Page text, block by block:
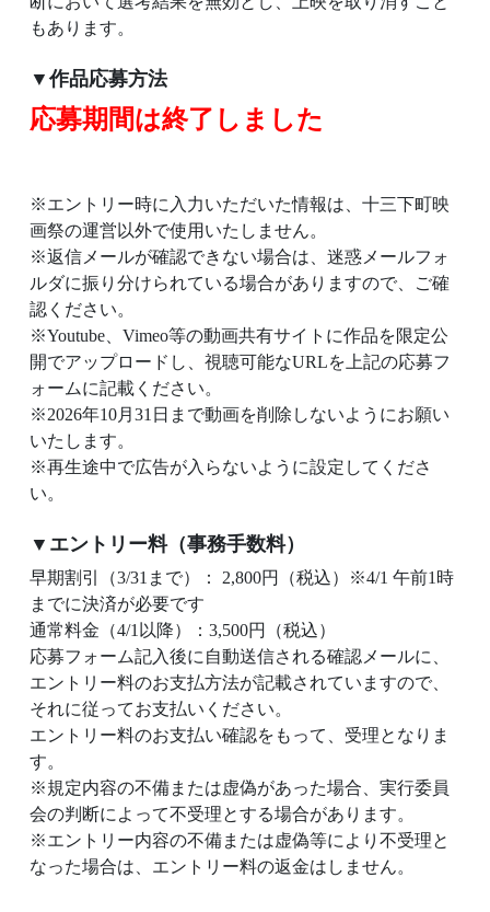
もあります。
▼作品応募方法
応募期間は終了しました
※エントリー時に入力いただいた情報は、十三下町映
画祭の運営以外で使用いたしません。
※返信メールが確認できない場合は、迷惑メールフォ
ルダに振り分けられている場合がありますので、ご確
認ください。
※Youtube、Vimeo等の動画共有サイトに作品を限定公
開でアップロードし、視聴可能なURLを上記の応募フ
ォームに記載ください。
※2026年10月31日まで動画を削除しないようにお願い
いたします。
※再生途中で広告が入らないように設定してくださ
い。
▼エントリー料（事務手数料）
早期割引（3/31まで）： 2,800円（税込）※4/1 午前1時
までに決済が必要です
通常料金（4/1以降）：3,500円（税込）
応募フォーム記入後に自動送信される確認メールに、
エントリー料のお支払方法が記載されていますので、
それに従ってお支払いください。
エントリー料のお支払い確認をもって、受理となりま
す。
※規定内容の不備または虚偽があった場合、実行委員
会の判断によって不受理とする場合があります。
※エントリー内容の不備または虚偽等により不受理と
なった場合は、エントリー料の返金はしません。